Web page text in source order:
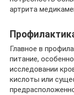
артрита
Главное в
питание,
исследовании
кислоты или